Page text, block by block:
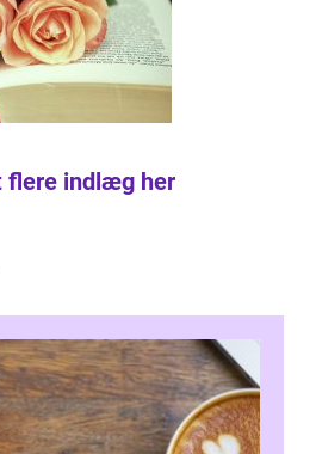
flere indlæg her